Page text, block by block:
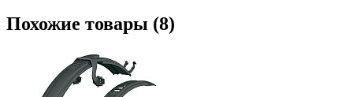
Похожие товары (8)